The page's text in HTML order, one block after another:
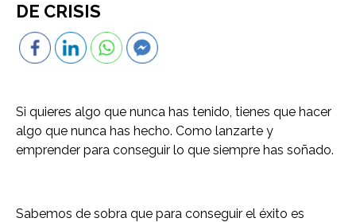
DE CRISIS
Si quieres algo que nunca has tenido, tienes que hacer
algo que nunca has hecho. Como lanzarte y
emprender para conseguir lo que siempre has soñado.
Sabemos de sobra que para conseguir el éxito es